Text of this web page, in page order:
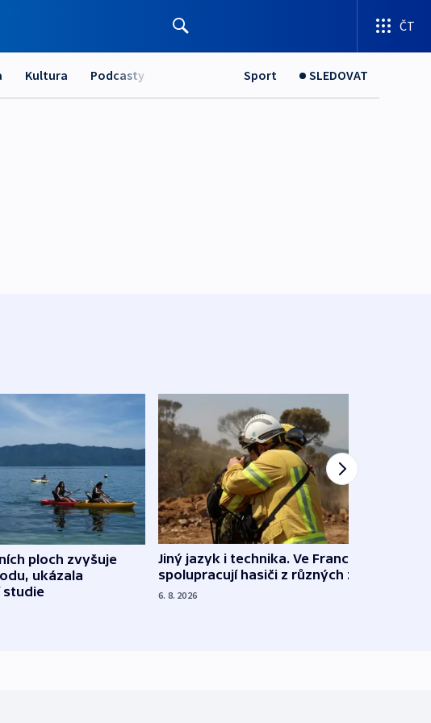
ČT
Kultura Podcasty Sport SLEDOVAT
ploch zvyšuje
ukázala
studie
Jiný jazyk i technika. Ve Francii
spolupracují hasiči z různých zemí
6. 8. 2026